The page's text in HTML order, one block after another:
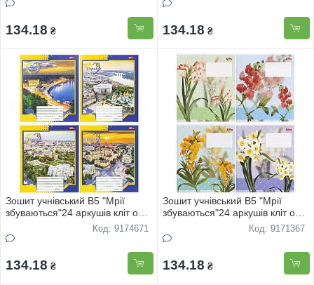
134.18 ₴ 134.18 ₴
Зошит учнівський В5 "Мрії
збуваються"24 аркушів кліт офс
"Моя Україна" 3802 16штКод: 9174671
134.18 ₴
Зошит учнівський В5 "Мрії
збуваються"24 аркушів кліт офс
Код: 9171367
134.18 ₴